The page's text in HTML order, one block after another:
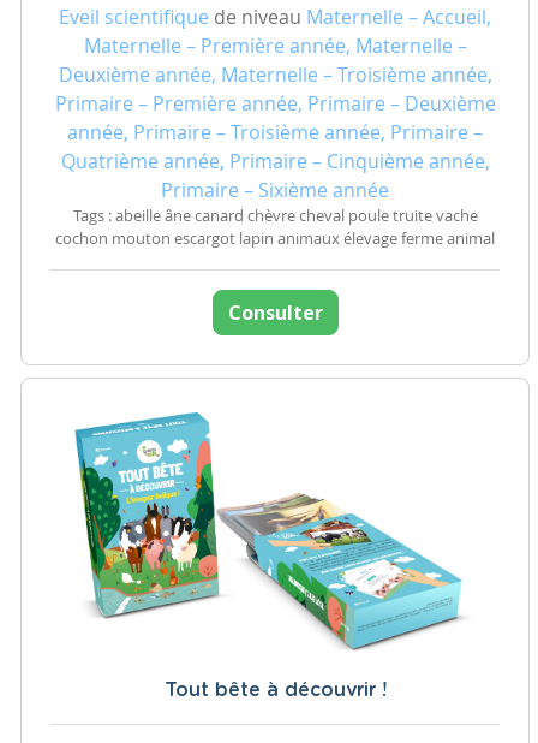
Eveil scientifique de niveau Maternelle – Accueil,
Maternelle – Première année, Maternelle –
Deuxième année, Maternelle – Troisième année,
Primaire – Première année, Primaire – Deuxième
année, Primaire – Troisième année, Primaire –
Quatrième année, Primaire – Cinquième année,
Primaire – Sixième année
Tags : abeille âne canard chèvre cheval poule truite vache
cochon mouton escargot lapin animaux élevage ferme animal
Consulter
Tout bête à découvrir !